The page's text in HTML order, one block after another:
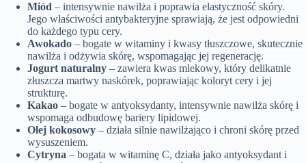
Miód – intensywnie nawilża i poprawia elastyczność skóry.
Jego właściwości antybakteryjne sprawiają, że jest odpowiedni
do każdego typu cery.
Awokado – bogate w witaminy i kwasy tłuszczowe, skutecznie
nawilża i odżywia skórę, wspomagając jej regenerację.
Jogurt naturalny – zawiera kwas mlekowy, który delikatnie
złuszcza martwy naskórek, poprawiając koloryt cery i jej
strukturę.
Kakao – bogate w antyoksydanty, intensywnie nawilża skórę i
wspomaga odbudowę bariery lipidowej.
Olej kokosowy – działa silnie nawilżająco i chroni skórę przed
wysuszeniem.
Cytryna – bogata w witaminę C, działa jako antyoksydant i